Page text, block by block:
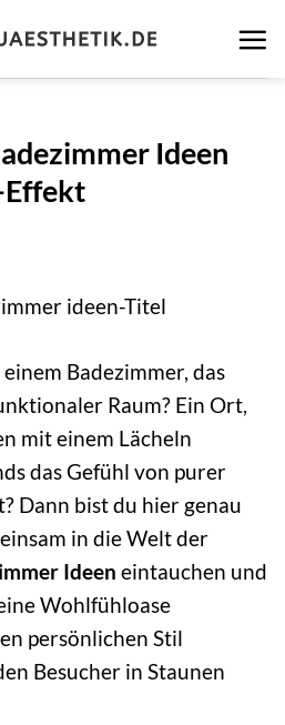
Ideen
Badezimmer, das
Raum? Ein Ort,
mit einem Lächeln
das Gefühl von purer
Dann bist du hier genau
in die Welt der
Ideen eintauchen und
Wohlfühloase
persönlichen Stil
Besucher in Staunen